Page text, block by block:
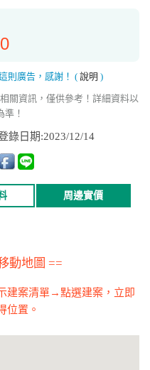
則廣告，感謝！ ( 說明 )
關資訊，僅供參考！詳細資料以
準！
錄日期:2023/12/14
周邊實價
動地圖 ==
建案清單→點選建案，立即
位置。